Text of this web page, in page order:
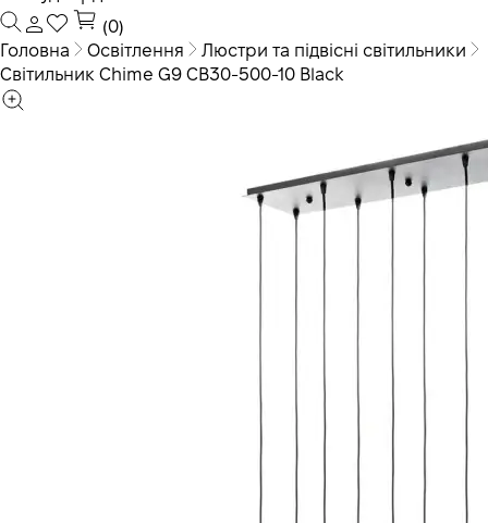
(0)
Головна
Освітлення
Люстри та підвісні світильники
Світильник Chime G9 СB30-500-10 Black